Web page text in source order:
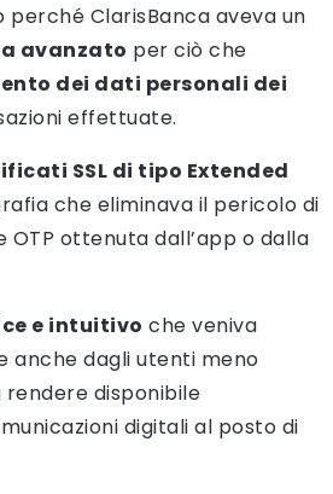
perché ClarisBanca aveva un
avanzato per ciò che
dei dati personali dei
effettuate.
SSL di tipo Extended
che eliminava il pericolo di
OTP ottenuta dall’app o dalla
e intuitivo che veniva
anche dagli utenti meno
disponibile
digitali al posto di